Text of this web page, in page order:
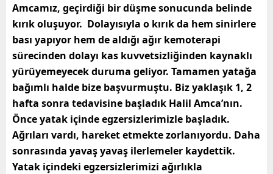
Amcamız, geçirdiği bir düşme sonucunda belinde
kırık oluşuyor. Dolayısıyla o kırık da hem sinirlere
bası yapıyor hem de aldığı ağır kemoterapi
sürecinden dolayı kas kuvvetsizliğinden kaynaklı
yürüyemeyecek duruma geliyor. Tamamen yatağa
bağımlı halde bize başvurmuştu. Biz yaklaşık 1, 2
hafta sonra tedavisine başladık Halil Amca’nın.
Önce yatak içinde egzersizlerimizle başladık.
Ağrıları vardı, hareket etmekte zorlanıyordu. Daha
sonrasında yavaş yavaş ilerlemeler kaydettik.
Yatak içindeki egzersizlerimizi ağırlıkla